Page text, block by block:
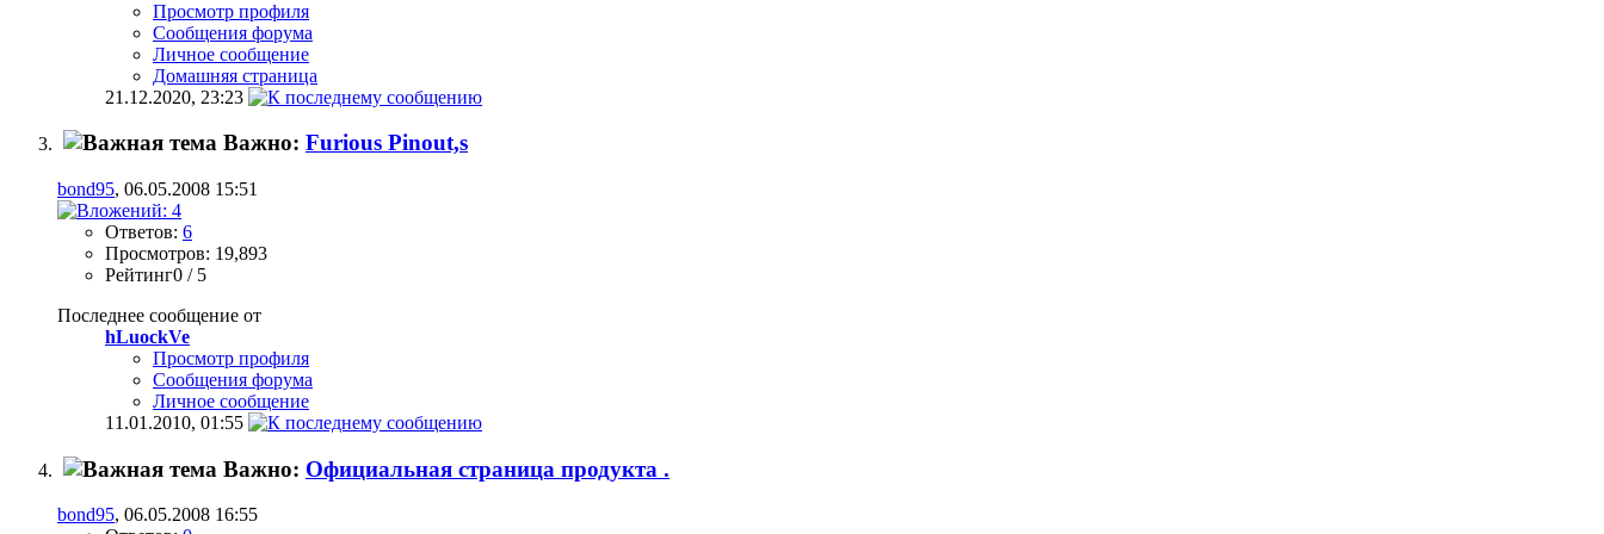
Просмотр профиля
Сообщения форума
Личное сообщение
Домашняя страница
21.12.2020, 23:23
Важно: Furious Pinout,s
bond95, 06.05.2008 15:51
Ответов: 6
Просмотров: 19,893
Рейтинг0 / 5
Последнее сообщение от
hLuockVe
Просмотр профиля
Сообщения форума
Личное сообщение
11.01.2010, 01:55
Важно: Официальная страница продукта .
bond95, 06.05.2008 16:55